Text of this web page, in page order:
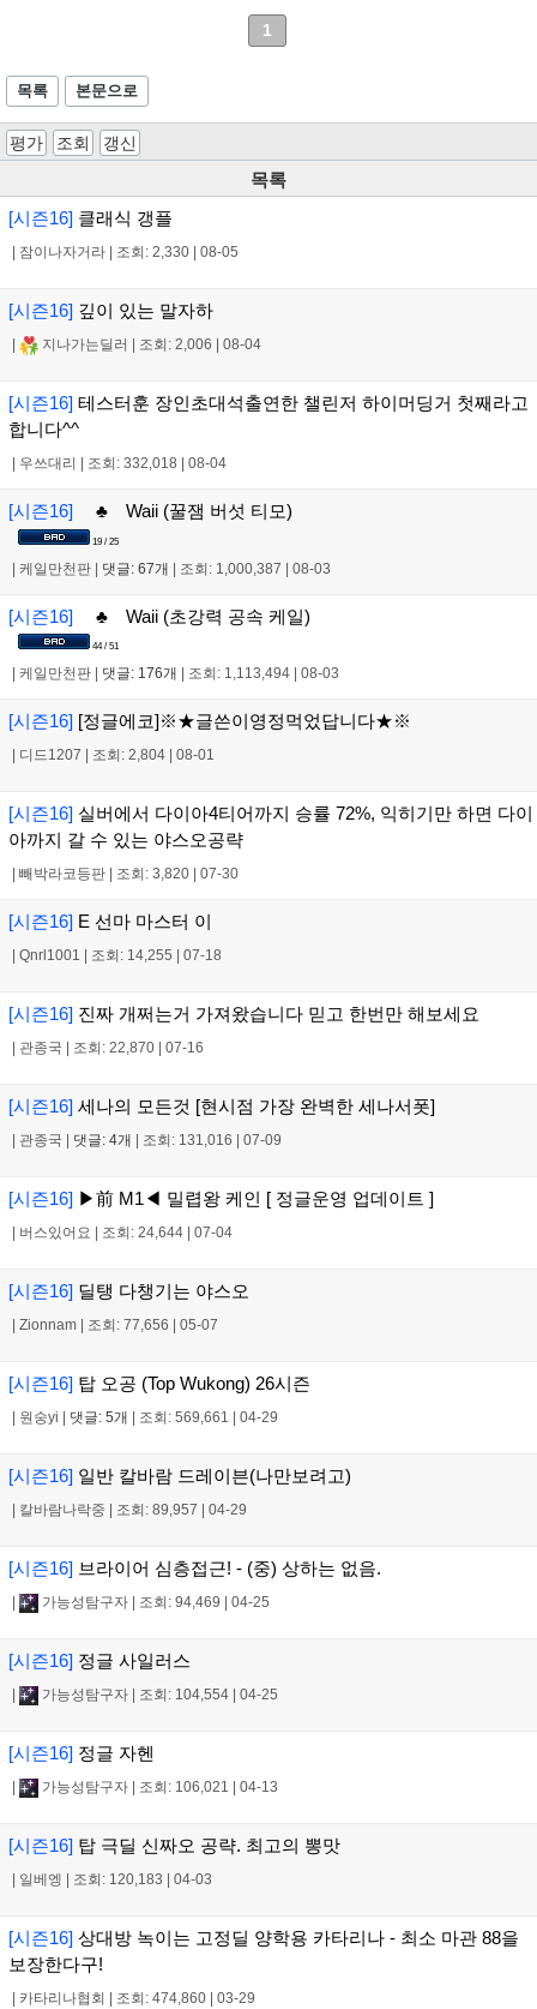
1
목록 본문으로
평가 조회 갱신
목록
[시즌16] 클래식 갱플
잠이나자거라 조회: 2,330 08-05
[시즌16] 깊이 있는 말자하
지나가는딜러 조회: 2,006 08-04
[시즌16] 테스터훈 장인초대석출연한 챌린저 하이머딩거 첫째라고
합니다^^
우쓰대리 조회: 332,018 08-04
[시즌16] ♣ Waii (꿀잼 버섯 티모)
19 / 25
| 케일만천판 | 댓글: 67개 | 조회: 1,000,387 | 08-03
[시즌16] ♣ Waii (초강력 공속 케일)
44 / 51
케일만천판 댓글: 176개 조회: 1,113,494 08-03
[시즌16] [정글에코]※★글쓴이영정먹었답니다★※
디드1207 조회: 2,804 08-01
[시즌16] 실버에서 다이아4티어까지 승률 72%, 익히기만 하면 다이
아까지 갈 수 있는 야스오공략
빼박라코등판 조회: 3,820 07-30
[시즌16] E 선마 마스터 이
Qnrl1001 조회: 14,255 07-18
[시즌16] 진짜 개쩌는거 가져왔습니다 믿고 한번만 해보세요
관종국 조회: 22,870 07-16
[시즌16] 세나의 모든것 [현시점 가장 완벽한 세나서폿]
관종국 댓글: 4개 조회: 131,016 07-09
[시즌16] ▶前 M1◀ 밀렵왕 케인 [ 정글운영 업데이트 ]
버스있어요 조회: 24,644 07-04
[시즌16] 딜탱 다챙기는 야스오
Zionnam 조회: 77,656 05-07
[시즌16] 탑 오공 (Top Wukong) 26시즌
원숭yi 댓글: 5개 조회: 569,661 04-29
[시즌16] 일반 칼바람 드레이븐(나만보려고)
칼바람나락중 조회: 89,957 04-29
[시즌16] 브라이어 심층접근! - (중) 상하는 없음.
가능성탐구자 조회: 94,469 04-25
[시즌16] 정글 사일러스
가능성탐구자 조회: 104,554 04-25
[시즌16] 정글 자헨
가능성탐구자 조회: 106,021 04-13
[시즌16] 탑 극딜 신짜오 공략. 최고의 뽕맛
일베엥 조회: 120,183 04-03
[시즌16] 상대방 녹이는 고정딜 양학용 카타리나 - 최소 마관 88을
보장한다구!
카타리나협회 조회: 474,860 03-29